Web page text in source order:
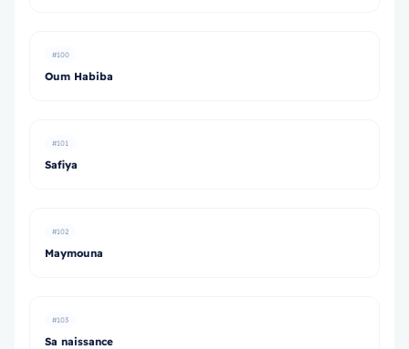
#100
Oum Habiba
#101
Safiya
#102
Maymouna
#103
Sa naissance